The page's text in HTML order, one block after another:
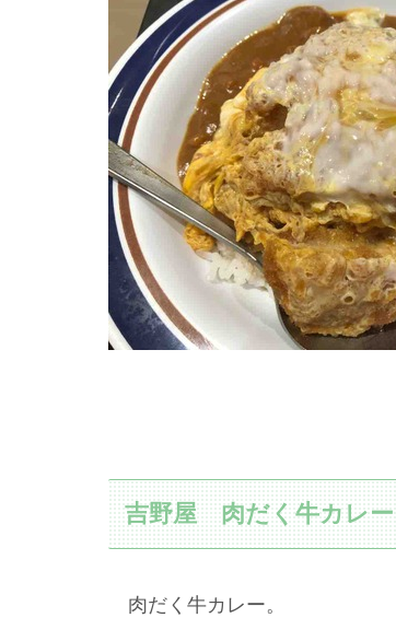
吉野屋 肉だく牛カレー
肉だく牛カレー。